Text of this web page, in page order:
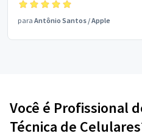
para Antônio Santos /Apple
Você é Profissional
Técnica de